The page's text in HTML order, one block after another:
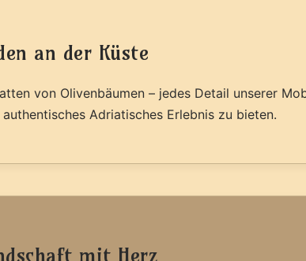
an der Küste
von Olivenbäumen – jedes Detail unserer
Adriatisches Erlebnis zu bieten.
mit Herz